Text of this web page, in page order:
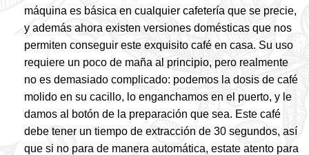
máquina es básica en cualquier cafetería que se precie,
y además ahora existen versiones domésticas que nos
permiten conseguir este exquisito café en casa. Su uso
requiere un poco de maña al principio, pero realmente
no es demasiado complicado: podemos la dosis de café
molido en su cacillo, lo enganchamos en el puerto, y le
damos al botón de la preparación que sea. Este café
debe tener un tiempo de extracción de 30 segundos, así
que si no para de manera automática, estate atento para